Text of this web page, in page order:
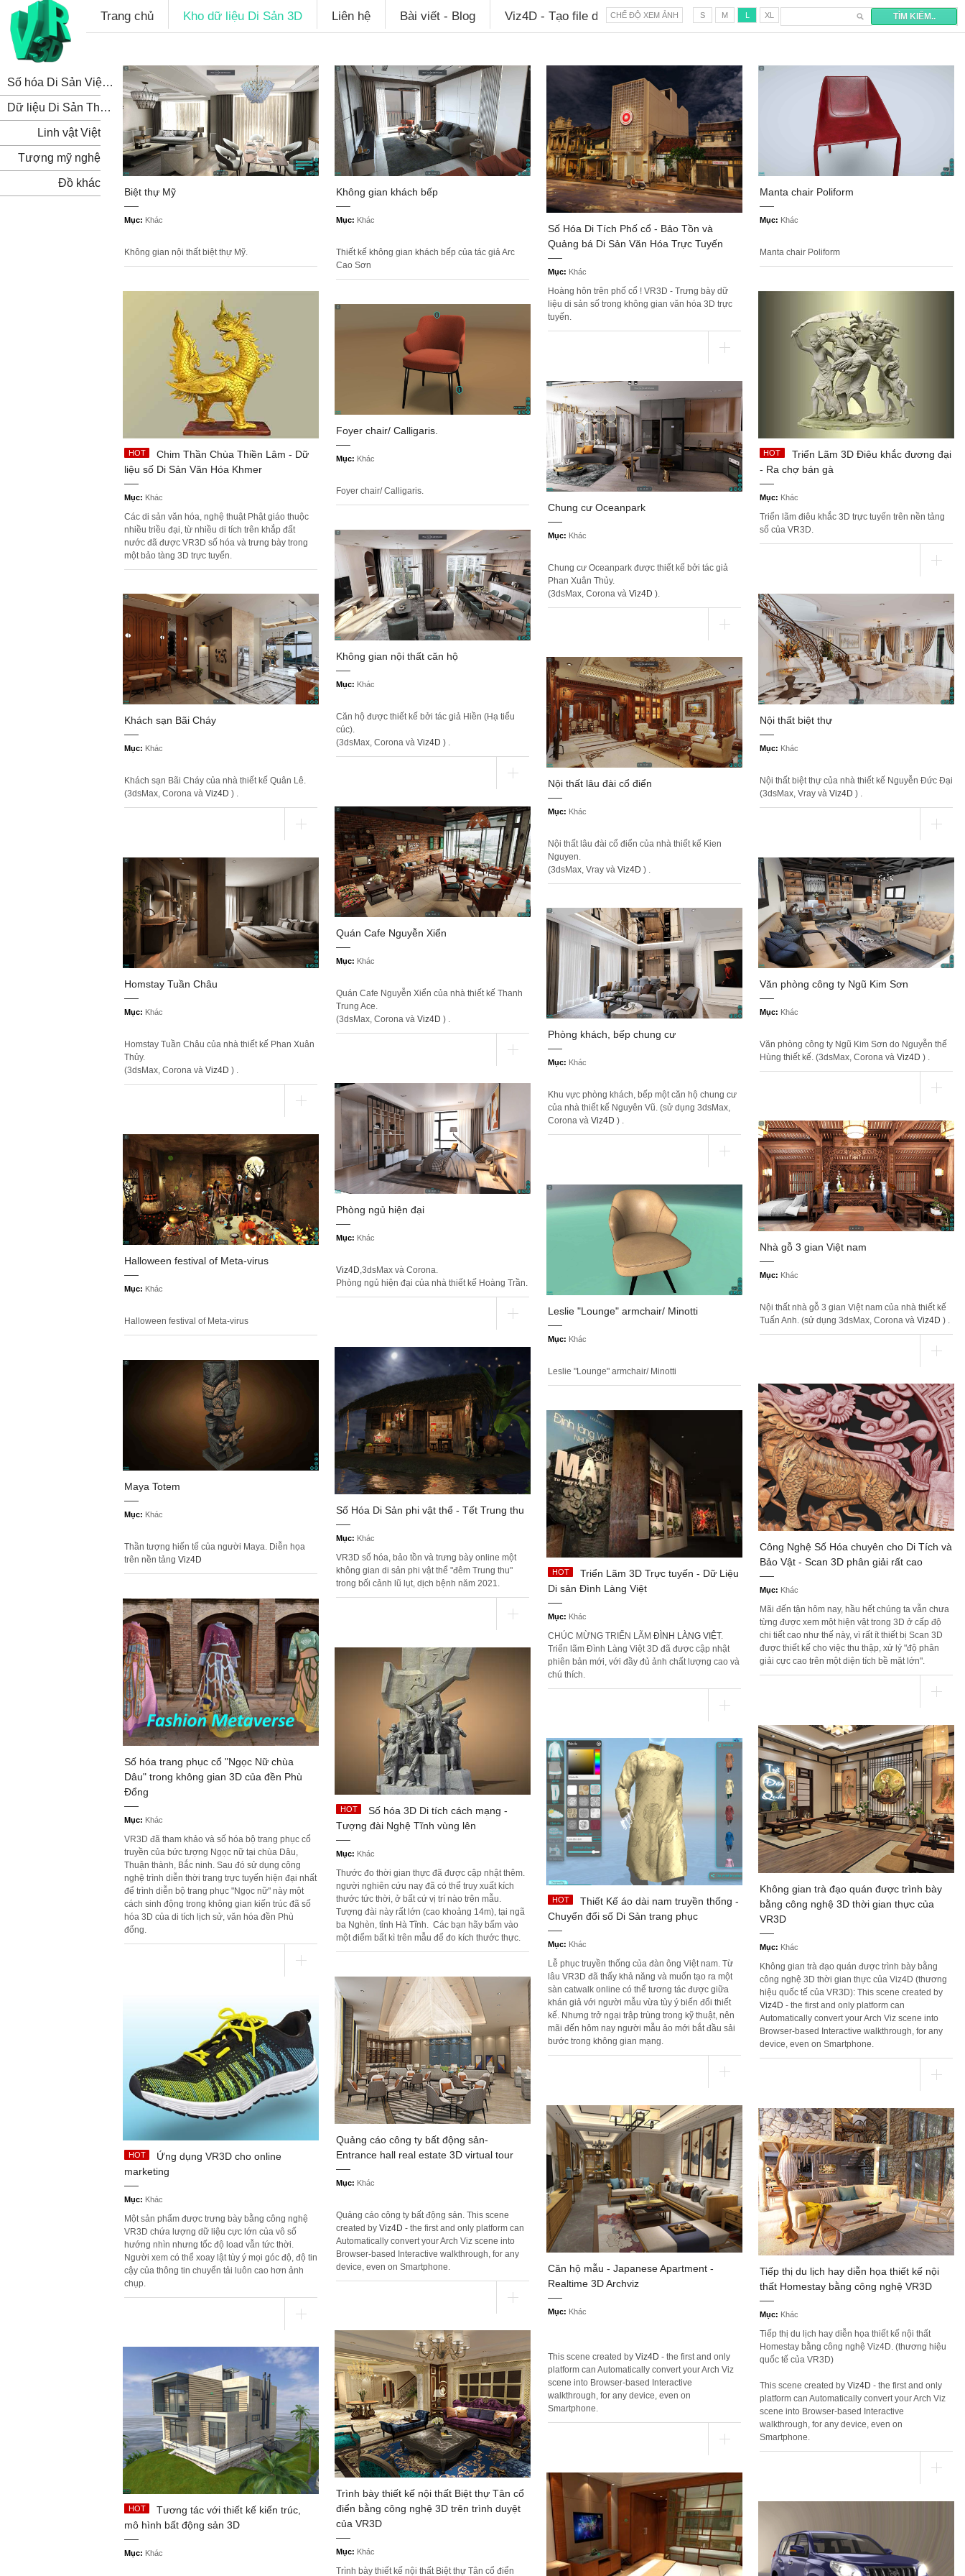
Trang chủ Kho dữ liệu Di Sản 3D Liên hệ Bài viết - Blog Viz4D - Tạo file diễn họa kiến trúc 3D tương tác
CHẾ ĐỘ XEM ẢNH S M L XL
Biệt thự Mỹ
Mục: Khác
Không gian nội thất biệt thự Mỹ.
Không gian khách bếp
Mục: Khác
Thiết kế không gian khách bếp của tác giả Arc
Cao Sơn
Số Hóa Di Tích Phố cổ - Bảo Tồn và
Quảng bá Di Sản Văn Hóa Trực Tuyến
Mục: Khác
Hoàng hôn trên phố cổ ! VR3D - Trưng bày dữ
liệu di sản số trong không gian văn hóa 3D trực
tuyến.
Manta chair Poliform
Mục: Khác
Manta chair Poliform
Chim Thần Chùa Thiền Lâm - Dữ
liệu số Di Sản Văn Hóa Khmer
Mục: Khác
Các di sản văn hóa, nghệ thuật Phật giáo thuộc
nhiều triều đại, từ nhiều di tích trên khắp đất
nước đã được VR3D số hóa và trưng bày trong
một bảo tàng 3D trực tuyến.
Triển Lãm 3D Điêu khắc đương đại
- Ra chợ bán gà
Mục: Khác
Triển lãm điêu khắc 3D trực tuyến trên nền tảng
số của VR3D.
Foyer chair/ Calligaris.
Mục: Khác
Foyer chair/ Calligaris.
Chung cư Oceanpark
Mục: Khác
Chung cư Oceanpark được thiết kế bởi tác giả
Phan Xuân Thủy.
(3dsMax, Corona và Viz4D ).
Không gian nội thất căn hộ
Mục: Khác
Căn hộ được thiết kế bởi tác giả Hiền (Hạ tiểu
cúc).
(3dsMax, Corona và Viz4D ) .
Khách sạn Bãi Cháy
Mục: Khác
Khách sạn Bãi Cháy của nhà thiết kế Quân Lê.
(3dsMax, Corona và Viz4D ) .
Nội thất biệt thự
Mục: Khác
Nội thất biệt thự của nhà thiết kế Nguyễn Đức Đại
(3dsMax, Vray và Viz4D ) .
Nội thất lâu đài cổ điển
Mục: Khác
Nội thất lâu đài cổ điển của nhà thiết kế Kien
Nguyen.
(3dsMax, Vray và Viz4D ) .
Quán Cafe Nguyễn Xiển
Mục: Khác
Quán Cafe Nguyễn Xiển của nhà thiết kế Thanh
Trung Ace.
(3dsMax, Corona và Viz4D ) .
Homstay Tuần Châu
Mục: Khác
Homstay Tuần Châu của nhà thiết kế Phan Xuân
Thủy.
(3dsMax, Corona và Viz4D ) .
Văn phòng công ty Ngũ Kim Sơn
Mục: Khác
Văn phòng công ty Ngũ Kim Sơn do Nguyễn thế
Hùng thiết kế. (3dsMax, Corona và Viz4D ) .
Phòng khách, bếp chung cư
Mục: Khác
Khu vực phòng khách, bếp một căn hộ chung cư
của nhà thiết kế Nguyên Vũ. (sử dụng 3dsMax,
Corona và Viz4D ) .
Phòng ngủ hiện đại
Mục: Khác
Viz4D ,3dsMax và Corona.
Phòng ngủ hiện đại của nhà thiết kế Hoàng Trần.
Nhà gỗ 3 gian Việt nam
Mục: Khác
Nội thất nhà gỗ 3 gian Việt nam của nhà thiết kế
Tuấn Anh. (sử dụng 3dsMax, Corona và Viz4D ) .
Halloween festival of Meta-virus
Mục: Khác
Halloween festival of Meta-virus
Leslie "Lounge" armchair/ Minotti
Mục: Khác
Leslie "Lounge" armchair/ Minotti
Số Hóa Di Sản phi vật thể - Tết Trung thu
Mục: Khác
VR3D số hóa, bảo tồn và trưng bày online một
không gian di sản phi vật thể "đêm Trung thu"
trong bối cảnh lũ lụt, dịch bệnh năm 2021.
Maya Totem
Mục: Khác
Thần tượng hiến tế của người Maya. Diễn họa
trên nền tảng Viz4D
Công Nghệ Số Hóa chuyên cho Di Tích và
Bảo Vật - Scan 3D phân giải rất cao
Mục: Khác
Mãi đến tận hôm nay, hầu hết chúng ta vẫn chưa
từng được xem một hiện vật trong 3D ở cấp độ
chi tiết cao như thế này, vì rất ít thiết bị Scan 3D
được thiết kế cho việc thu thập, xử lý "độ phân
giải cực cao trên một diện tích bề mặt lớn".
Triển Lãm 3D Trực tuyến - Dữ Liệu
Di sản Đình Làng Việt
Mục: Khác
CHÚC MỪNG TRIỂN LÃM ĐÌNH LÀNG VIỆT.
Triển lãm Đình Làng Việt 3D đã được cập nhật
phiên bản mới, với đầy đủ ảnh chất lượng cao và
chú thích.
Số hóa trang phục cổ "Ngọc Nữ chùa
Dâu" trong không gian 3D của đền Phù
Đổng
Mục: Khác
VR3D đã tham khảo và số hóa bộ trang phục cổ
truyền của bức tượng Ngọc nữ tại chùa Dâu,
Thuận thành, Bắc ninh. Sau đó sử dụng công
nghệ trình diễn thời trang trực tuyến hiện đại nhất
để trình diễn bộ trang phục "Ngọc nữ" này một
cách sinh động trong không gian kiến trúc đã số
hóa 3D của di tích lịch sử, văn hóa đền Phù
đổng.
Số hóa 3D Di tích cách mạng -
Tượng đài Nghệ Tĩnh vùng lên
Mục: Khác
Thước đo thời gian thực đã được cập nhật thêm.
người nghiên cứu nay đã có thể truy xuất kích
thước tức thời, ở bất cứ vị trí nào trên mẫu.
Tượng đài này rất lớn (cao khoảng 14m), tại ngã
ba Nghèn, tỉnh Hà Tĩnh. Các bạn hãy bấm vào
một điểm bất kì trên mẫu để đo kích thước thực.
Không gian trà đạo quán được trình bày
bằng công nghệ 3D thời gian thực của
VR3D
Mục: Khác
Không gian trà đạo quán được trình bày bằng
công nghệ 3D thời gian thực của Viz4D (thương
hiệu quốc tế của VR3D): This scene created by
Viz4D - the first and only platform can
Automatically convert your Arch Viz scene into
Browser-based Interactive walkthrough, for any
device, even on Smartphone.
Thiết Kế áo dài nam truyền thống -
Chuyển đổi số Di Sản trang phục
Mục: Khác
Lễ phục truyền thống của đàn ông Việt nam. Từ
lâu VR3D đã thấy khả năng và muốn tạo ra một
sàn catwalk online có thể tương tác được giữa
khán giả với người mẫu vừa tùy ý biến đổi thiết
kế. Nhưng trở ngại trập trùng trong kỹ thuật, nên
mãi đến hôm nay người mẫu ảo mới bắt đầu sải
bước trong không gian mạng.
Quảng cáo công ty bất động sản-
Entrance hall real estate 3D virtual tour
Mục: Khác
Quảng cáo công ty bất động sản. This scene
created by Viz4D - the first and only platform can
Automatically convert your Arch Viz scene into
Browser-based Interactive walkthrough, for any
device, even on Smartphone.
Ứng dụng VR3D cho online
marketing
Mục: Khác
Một sản phẩm được trưng bày bằng công nghệ
VR3D chứa lượng dữ liệu cực lớn của vô số
hướng nhìn nhưng tốc độ load vẫn tức thời.
Người xem có thể xoay lật tùy ý mọi góc độ, độ tin
cậy của thông tin chuyển tải luôn cao hơn ảnh
chụp.
Căn hộ mẫu - Japanese Apartment -
Realtime 3D Archviz
Mục: Khác
This scene created by Viz4D - the first and only
platform can Automatically convert your Arch Viz
scene into Browser-based Interactive
walkthrough, for any device, even on
Smartphone.
Tiếp thị du lịch hay diễn họa thiết kế nội
thất Homestay bằng công nghệ VR3D
Mục: Khác
Tiếp thị du lịch hay diễn họa thiết kế nội thất
Homestay bằng công nghệ Viz4D. (thương hiệu
quốc tế của VR3D)
This scene created by Viz4D - the first and only
platform can Automatically convert your Arch Viz
scene into Browser-based Interactive
walkthrough, for any device, even on
Smartphone.
Trình bày thiết kế nội thất Biệt thự Tân cổ
điển bằng công nghệ 3D trên trình duyệt
của VR3D
Mục: Khác
Trình bày thiết kế nội thất Biệt thự Tân cổ điển
Tương tác với thiết kế kiến trúc,
mô hình bất động sản 3D
Mục: Khác
Số hóa Di Sản Việt Nam
Dữ liệu Di Sản Thế Giới
Linh vật Việt
Tượng mỹ nghệ
Đồ khác